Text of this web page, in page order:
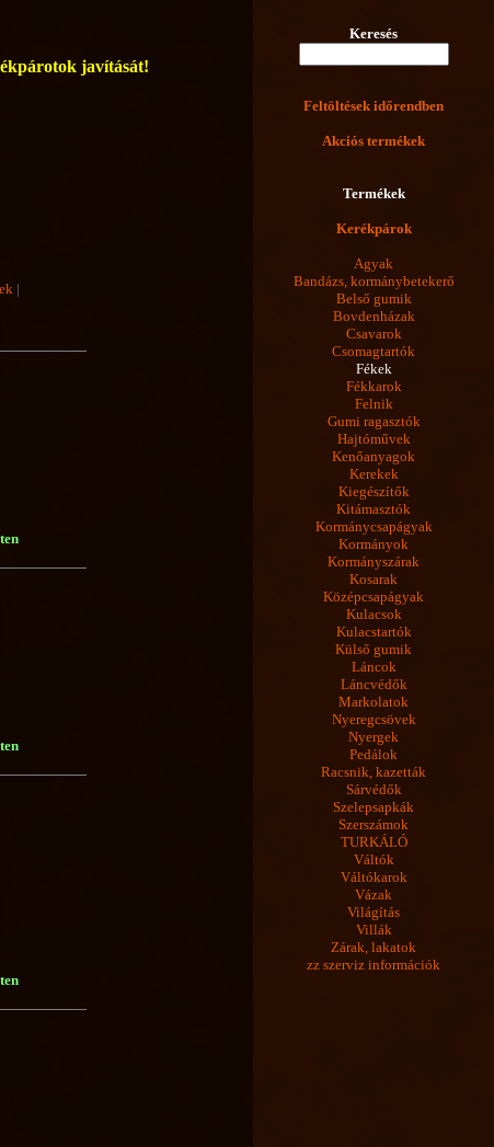
javítását!
|
Keresés
Feltöltések időrendben
Akciós termékek
Termékek
Kerékpárok
Agyak
Bandázs, kormánybetekerő
Belső gumik
Bovdenházak
Csavarok
Csomagtartók
Fékek
Fékkarok
Felnik
Gumi ragasztók
Hajtóművek
Kenőanyagok
Kerekek
Kiegészítők
Kitámasztók
Kormánycsapágyak
Kormányok
Kormányszárak
Kosarak
Középcsapágyak
Kulacsok
Kulacstartók
Külső gumik
Láncok
Láncvédők
Markolatok
Nyeregcsövek
Nyergek
Pedálok
Racsnik, kazetták
Sárvédők
Szelepsapkák
Szerszámok
TURKÁLÓ
Váltók
Váltókarok
Vázak
Világítás
Villák
Zárak, lakatok
zz szerviz információk